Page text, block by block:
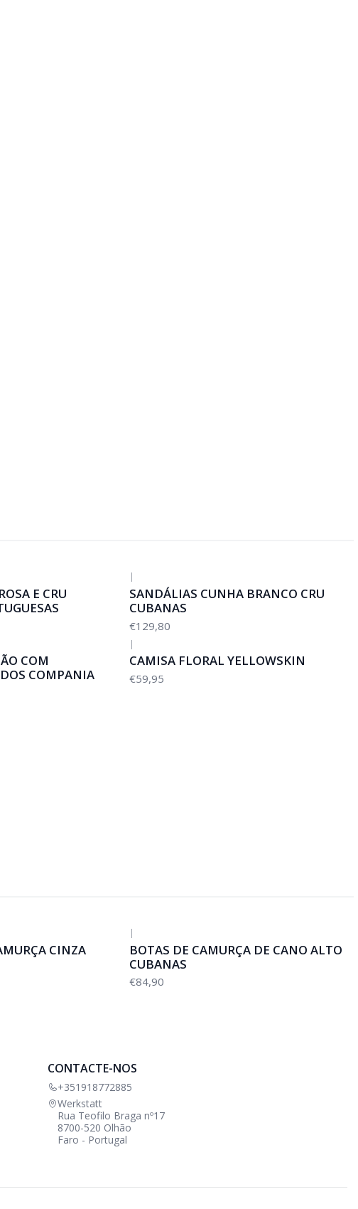
E CRU
|
SANDÁLIAS CUNHA BRANCO CRU
CUBANAS
€129,80
COM
COMPANIA
|
CAMISA FLORAL YELLOWSKIN
€59,95
CINZA
|
BOTAS DE CAMURÇA DE CANO ALTO
CUBANAS
€84,90
CONTACTE-NOS
+351918772885
Werkstatt
Rua Teofilo Braga nº17
8700-520 Olhão
Faro - Portugal